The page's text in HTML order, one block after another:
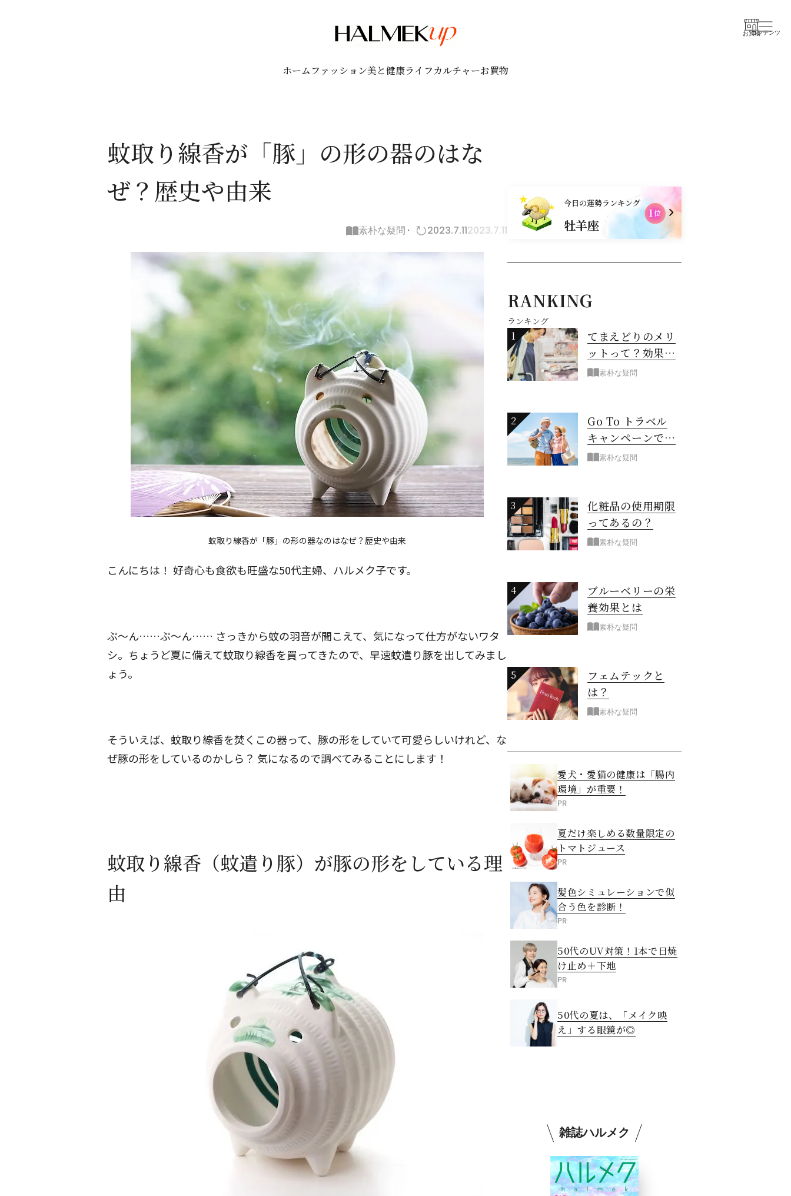
お買物コンテンツ
ホーム ファッション美と健康ライフカルチャーお買物
蚊取り線香が「豚」の形の器のはな
ぜ？歴史や由来
素朴な疑問 2023.7.112023.7.11
蚊取り線香が「豚」の形の器なのはなぜ？歴史や由来
こんにちは！ 好奇心も食欲も旺盛な50代主婦、ハルメク子です。
ぷ〜ん……ぷ〜ん…… さっきから蚊の羽音が聞こえて、気になって仕方がないワタ
シ。ちょうど夏に備えて蚊取り線香を買ってきたので、早速蚊遣り豚を出してみまし
ょう。
そういえば、蚊取り線香を焚くこの器って、豚の形をしていて可愛らしいけれど、な
ぜ豚の形をしているのかしら？ 気になるので調べてみることにします！
蚊取り線香（蚊遣り豚）が豚の形をしている理
由
今日の運勢ランキング
牡羊座
射手座
1
2位
RANKING
ランキング
1
てまえどりのメリ
ットって？効果は
あるの？
素朴な疑問
2
Go To トラベル
キャンペーンで旅
行が半額!?
素朴な疑問
3
化粧品の使用期限
ってあるの？
素朴な疑問
4
ブルーベリーの栄
養効果とは
素朴な疑問
5
フェムテックと
は？
素朴な疑問
愛犬・愛猫の健康は「腸内
環境」が重要！
PR
夏だけ楽しめる数量限定の
トマトジュース
PR
髪色シミュレーションで似
合う色を診断！
PR
50代のUV対策！1本で日焼
け止め＋下地
PR
50代の夏は、「メイク映
え」する眼鏡が◎
雑誌ハルメク